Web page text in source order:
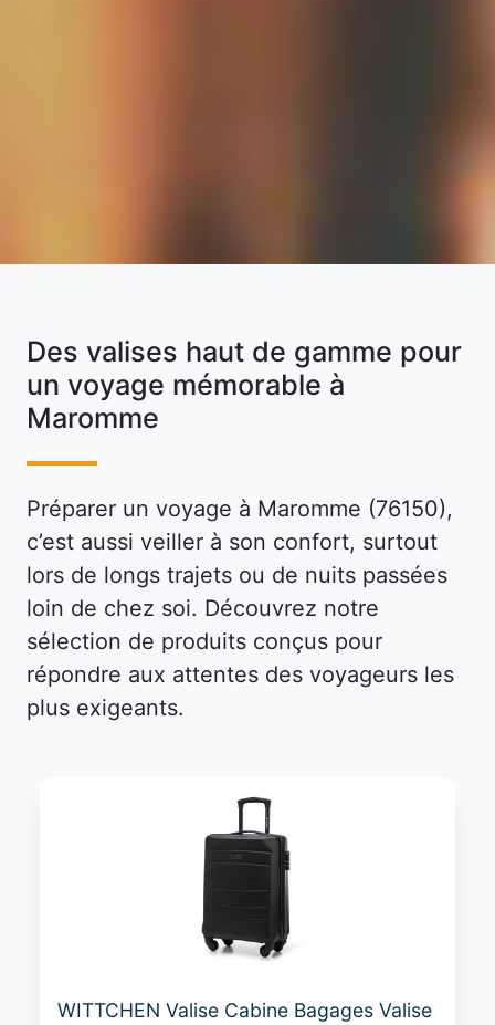
Des valises haut de gamme pour
un voyage mémorable à
Maromme
Préparer un voyage à Maromme (76150),
c’est aussi veiller à son confort, surtout
lors de longs trajets ou de nuits passées
loin de chez soi. Découvrez notre
sélection de produits conçus pour
répondre aux attentes des voyageurs les
plus exigeants.
WITTCHEN Valise Cabine Bagages Valise